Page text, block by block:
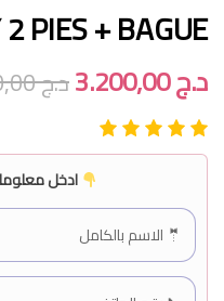
PIES + BAGUE
د.ج3.200,00 د.ج4.500,00
ادخل